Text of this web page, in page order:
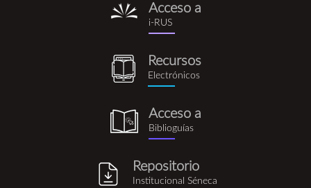
i-
rus.png
Acceso a
i-RUS
recursos_electronicos.png
Recursos
Electrónicos
biblioguia.png
Acceso a
Biblioguías
Repositorio
Institucional Séneca